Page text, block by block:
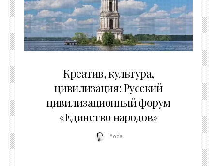
Креатив, культура,
цивилизация: Русский
цивилизационный форум
«Единство народов»
Moda